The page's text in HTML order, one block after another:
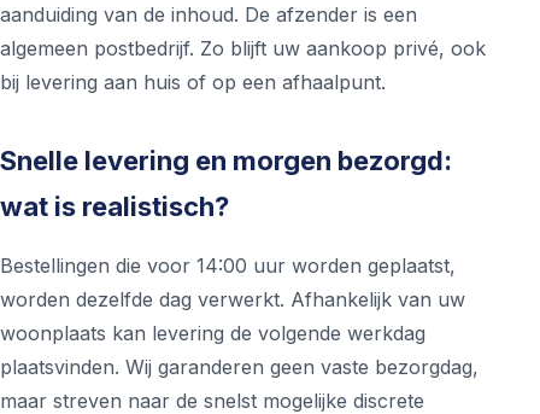
aanduiding van de inhoud. De afzender is een
algemeen postbedrijf. Zo blijft uw aankoop privé, ook
bij levering aan huis of op een afhaalpunt.
Snelle levering en morgen bezorgd:
wat is realistisch?
Bestellingen die voor 14:00 uur worden geplaatst,
worden dezelfde dag verwerkt. Afhankelijk van uw
woonplaats kan levering de volgende werkdag
plaatsvinden. Wij garanderen geen vaste bezorgdag,
maar streven naar de snelst mogelijke discrete